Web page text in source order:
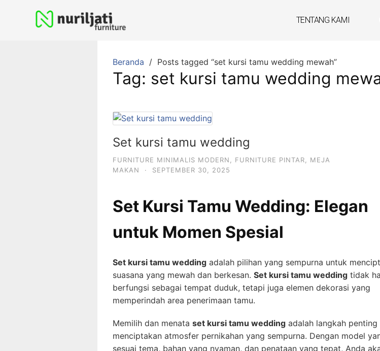
TENTANG KAMI
Beranda Posts tagged “set kursi tamu wedding mewah”
Tag: set kursi tamu wedding
Set kursi tamu wedding
FURNITURE MINIMALIS MODERN FURNITURE PINTAR
MEJA
MAKAN
· SEPTEMBER 30, 2025
Set Kursi Tamu Wedding: Elegan
untuk Momen Spesial
Set kursi tamu wedding adalah pilihan yang sempurna untuk
suasana yang mewah dan berkesan. Set kursi tamu wedding tidak
berfungsi sebagai tempat duduk, tetapi juga elemen dekorasi yang
memperindah area penerimaan tamu.
Memilih dan menata set kursi tamu wedding adalah langkah penting
menciptakan atmosfer pernikahan yang sempurna. Dengan model
sesuai tema, bahan yang nyaman, dan penataan yang tepat, Anda